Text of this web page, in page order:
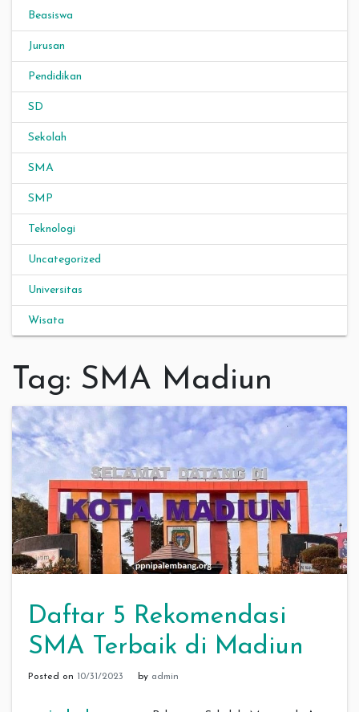
Beasiswa
Jurusan
Pendidikan
SD
Sekolah
SMA
SMP
Teknologi
Uncategorized
Universitas
Wisata
Tag: SMA Madiun
Daftar 5 Rekomendasi
SMA Terbaik di Madiun
Posted on 10/31/2023 by admin